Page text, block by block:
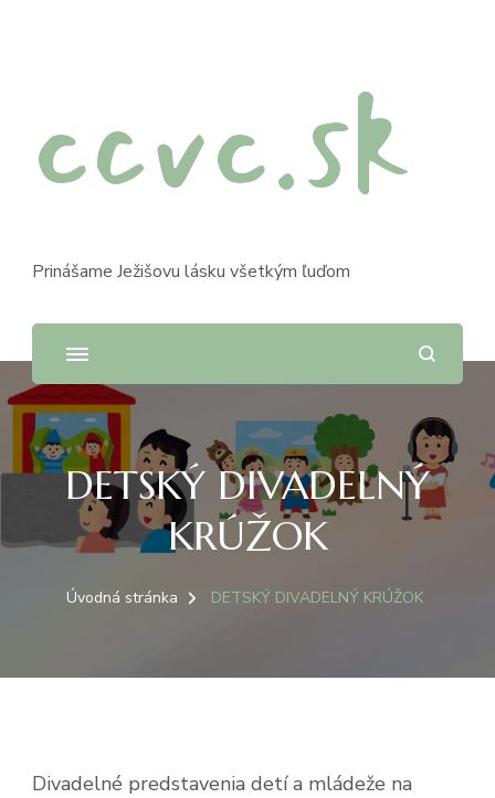
ccvc.sk
Prinášame Ježišovu lásku všetkým ľuďom
DETSKÝ DIVADELNÝ
KRÚŽOK
Úvodná stránka DETSKÝ DIVADELNÝ KRÚŽOK
Divadelné predstavenia detí a mládeže na